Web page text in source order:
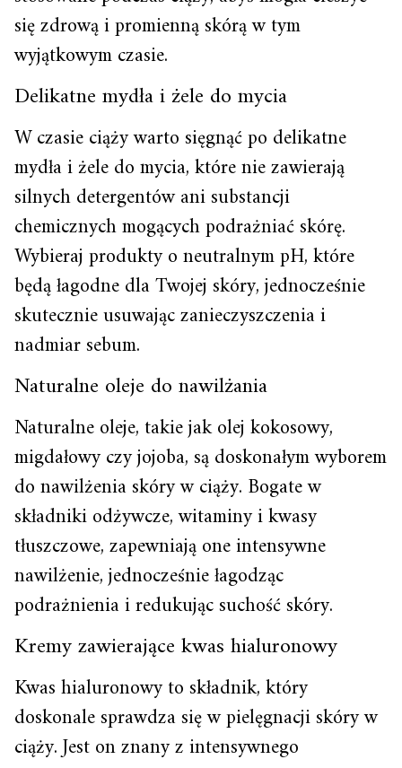
się zdrową i promienną skórą w tym
wyjątkowym czasie.
Delikatne mydła i żele do mycia
W czasie ciąży warto sięgnąć po delikatne
mydła i żele do mycia, które nie zawierają
silnych detergentów ani substancji
chemicznych mogących podrażniać skórę.
Wybieraj produkty o neutralnym pH, które
będą łagodne dla Twojej skóry, jednocześnie
skutecznie usuwając zanieczyszczenia i
nadmiar sebum.
Naturalne oleje do nawilżania
Naturalne oleje, takie jak olej kokosowy,
migdałowy czy jojoba, są doskonałym wyborem
do nawilżenia skóry w ciąży. Bogate w
składniki odżywcze, witaminy i kwasy
tłuszczowe, zapewniają one intensywne
nawilżenie, jednocześnie łagodząc
podrażnienia i redukując suchość skóry.
Kremy zawierające kwas hialuronowy
Kwas hialuronowy to składnik, który
doskonale sprawdza się w pielęgnacji skóry w
ciąży. Jest on znany z intensywnego